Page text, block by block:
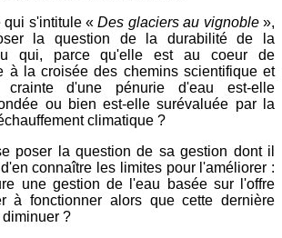
qui s'intitule «Des glaciers au vignoble»,
la question de la durabilité de la
qui, parce qu'elle est au coeur de
à la croisée des chemins scientifique et
d'une pénurie d'eau est-elle
ou bien est-elle surévaluée par la
climatique ?
poser la question de sa gestion dont il
connaître les limites pour l'améliorer :
une gestion de l'eau basée sur l'offre
à fonctionner alors que cette dernière
diminuer ?